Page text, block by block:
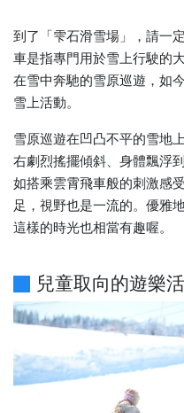
到了「雫石滑雪場」，請一
車是指專門用於雪上行駛的
在雪中奔馳的雪原巡遊，如
雪上活動。
雪原巡遊在凹凸不平的雪地
右劇烈搖擺傾斜、身體飄浮
如搭乘雲霄飛車般的刺激感
足，視野也是一流的。優雅
這樣的時光也相當有趣喔。
兒童取向的遊樂